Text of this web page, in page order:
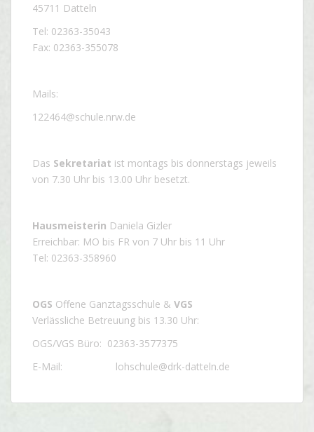
45711 Datteln
Tel: 02363-35043
Fax: 02363-355078
Mails:
122464@schule.nrw.de
Das Sekretariat ist montags bis donnerstags jeweils
von 7.30 Uhr bis 13.00 Uhr besetzt.
Hausmeisterin Daniela Gizler
Erreichbar: MO bis FR von 7 Uhr bis 11 Uhr
Tel: 02363-358960
OGS Offene Ganztagsschule & VGS
Verlässliche Betreuung bis 13.30 Uhr:
OGS/VGS Büro: 02363-3577375
E-Mail: lohschule@drk-datteln.de